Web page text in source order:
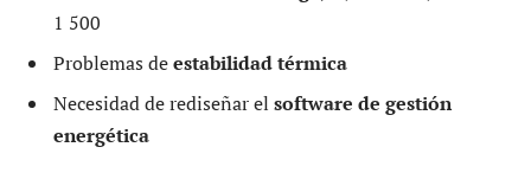
1 500
Problemas deestabilidad térmica
Necesidad de rediseñar el software de gestión
energética